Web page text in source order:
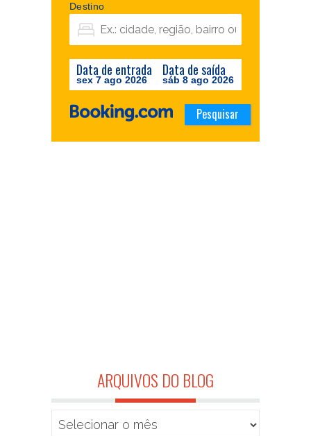
Destino
Data de entrada
sex 7 ago 2026
Data de saída
sáb 8 ago 2026
ARQUIVOS DO BLOG